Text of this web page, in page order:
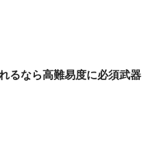
るなら高難易度に必須武器